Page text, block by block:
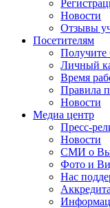
Новости
Отзывы
Посетителям
Получите
Личный
Время
Правила
Новости
Медиа центр
Пресс-
Новости
СМИ о
Фото и
Нас